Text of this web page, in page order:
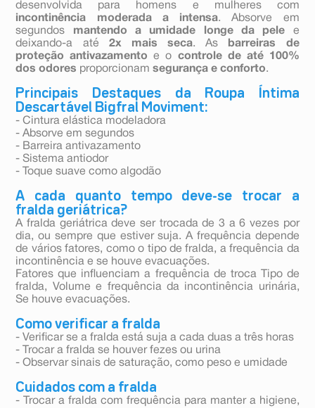
desenvolvida para homens e mulheres com
incontinência moderada a intensa. Absorve em
segundos mantendo a umidade longe da pele e
deixando-a até 2x mais seca. As
barreiras de
proteção antivazamento
e o controle de até 100%
dos odores proporcionamsegurança e conforto.
Principais Destaques da Roupa Íntima
Descartável Bigfral Moviment:
- Cintura elástica modeladora
- Absorve em segundos
- Barreira antivazamento
- Sistema antiodor
- Toque suave como algodão
A cada quanto tempo deve-se trocar a
fralda geriátrica?
A fralda geriátrica deve ser trocada de 3 a 6 vezes por
dia, ou sempre que estiver suja. A frequência depende
de vários fatores, como o tipo de fralda, a frequência da
incontinência e se houve evacuações.
Fatores que influenciam a frequência de troca Tipo de
fralda, Volume e frequência da incontinência urinária,
Se houve evacuações.
Como verificar a fralda
- Verificar se a fralda está suja a cada duas a três horas
- Trocar a fralda se houver fezes ou urina
- Observar sinais de saturação, como peso e umidade
Cuidados com a fralda
- Trocar a fralda com frequência para manter a higiene,